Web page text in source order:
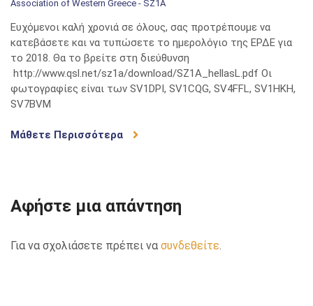
Association of Western Greece - SZ1A
Ευχόμενοι καλή χρονιά σε όλους, σας προτρέπουμε να
κατεβάσετε και να τυπώσετε το ημερολόγιο της ΕΡΔΕ για
το 2018. Θα το βρείτε στη διεύθυνση
http://www.qsl.net/sz1a/download/SZ1A_hellasL.pdf Οι
φωτογραφίες είναι των SV1DPI, SV1CQG, SV4FFL, SV1HKH,
SV7BVM
Μάθετε Περισσότερα
Αφήστε μια απάντηση
Για να σχολιάσετε πρέπει να συνδεθείτε.